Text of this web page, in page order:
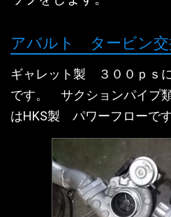
アバルト タービン交
ギャレット製 ３００ｐｓ
です。 サクションパイプ
はHKS製 パワーフローです